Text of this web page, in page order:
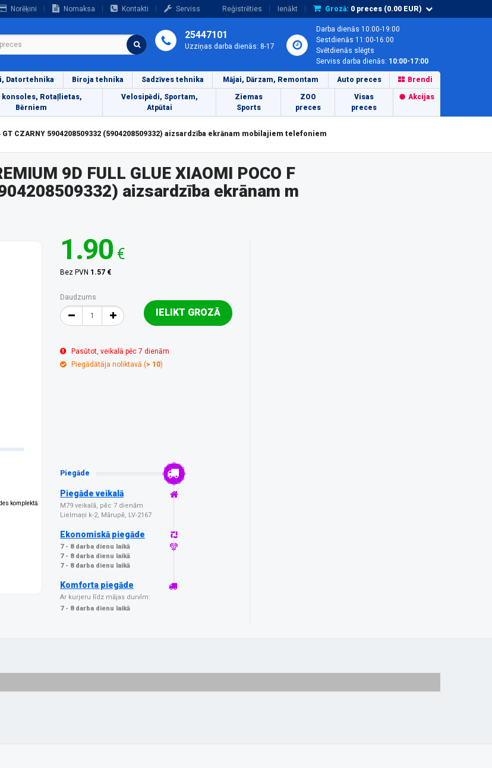
Norēķini Nomaksa Kontakti Serviss Reģistrēties Ienākt Grozā: 0 preces (0.00 EUR)
25447101
Uzziņas darba dienās: 8-17
Darba dienās 10:00-19:00
Sestdienās 11:00-16:00
Svētdienās slēgts
Serviss darba dienās: 10:00-17:00
Datortehnika Biroja tehnika Sadzīves tehnika Mājai, Dārzam, Remontam Auto preces Brendi
konsoles, Rotaļlietas,
Bērniem
Velosipēdi, Sportam,
Atpūtai
Ziemas
Sports
ZOO
preces
Visas
preces
Akcijas
GT CZARNY 5904208509332 (5904208509332) aizsardzība ekrānam mobilajiem telefoniem
9D FULL GLUE XIAOMI POCO F
aizsardzība ekrānam m
komplektā.
1.90 €
Bez PVN 1.57 €
Daudzums
IELIKT GROZĀ
Pasūtot, veikalā pēc 7 dienām
Piegādātāja noliktavā (> 10)
Piegāde
Piegāde veikalā
M79 veikalā, pēc 7 dienām
Lielmaņi k-2, Mārupē, LV-2167
Ekonomiskā piegāde
7 - 8 darba dienu laikā
7 - 8 darba dienu laikā
7 - 8 darba dienu laikā
Komforta piegāde
Ar kurjeru līdz mājas durvīm:
7 - 8 darba dienu laikā